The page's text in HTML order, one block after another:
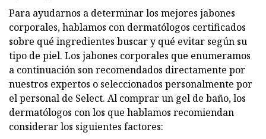
Para ayudarnos a determinar los mejores jabones
corporales, hablamos con dermatólogos certificados
sobre qué ingredientes buscar y qué evitar según su
tipo de piel. Los jabones corporales que enumeramos
a continuación son recomendados directamente por
nuestros expertos o seleccionados personalmente por
el personal de Select. Al comprar un gel de baño, los
dermatólogos con los que hablamos recomiendan
considerar los siguientes factores: